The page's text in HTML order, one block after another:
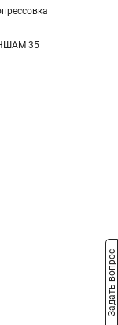
35
Задать вопрос